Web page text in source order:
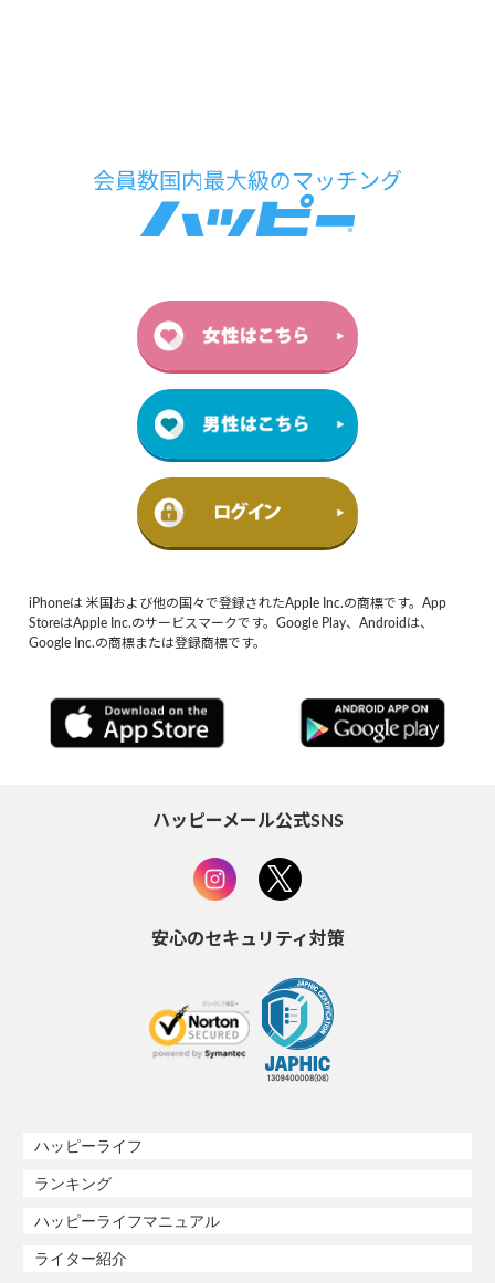
iPhoneは 米国および他の国々で登録されたApple Inc.の商標です。App
StoreはApple Inc.のサービスマークです。Google Play、Androidは、
Google Inc.の商標または登録商標です。
ハッピーメール公式SNS
安心のセキュリティ対策
ハッピーライフ
ランキング
ハッピーライフマニュアル
ライター紹介